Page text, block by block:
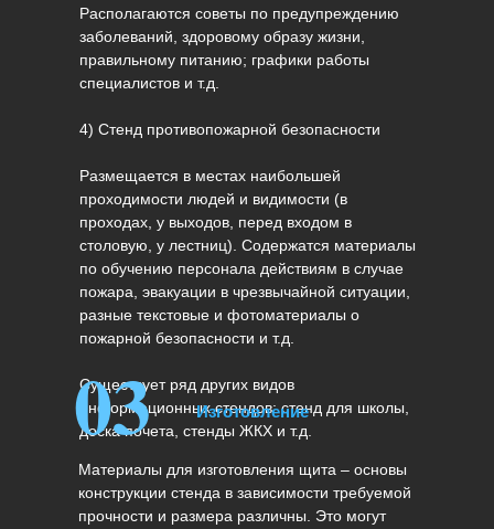
Располагаются советы по предупреждению
заболеваний, здоровому образу жизни,
правильному питанию; графики работы
специалистов и т.д.
4) Стенд противопожарной безопасности
Размещается в местах наибольшей
проходимости людей и видимости (в
проходах, у выходов, перед входом в
столовую, у лестниц). Содержатся материалы
по обучению персонала действиям в случае
пожара, эвакуации в чрезвычайной ситуации,
разные текстовые и фотоматериалы о
пожарной безопасности и т.д.
Существует ряд других видов
информационных стендов: стенд для школы,
доска почета, стенды ЖКХ и т.д.
Материалы для изготовления щита – основы
конструкции стенда в зависимости требуемой
прочности и размера различны. Это могут
Изготовление
03